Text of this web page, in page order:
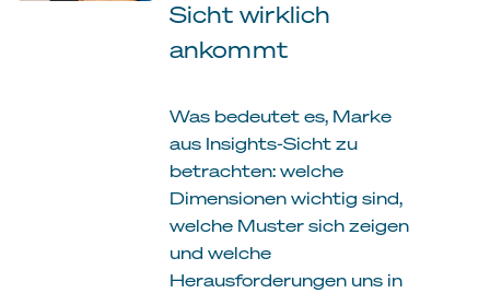
Sicht wirklich
ankommt
Was bedeutet es, Marke
aus Insights-Sicht zu
betrachten: welche
Dimensionen wichtig sind,
welche Muster sich zeigen
und welche
Herausforderungen uns in